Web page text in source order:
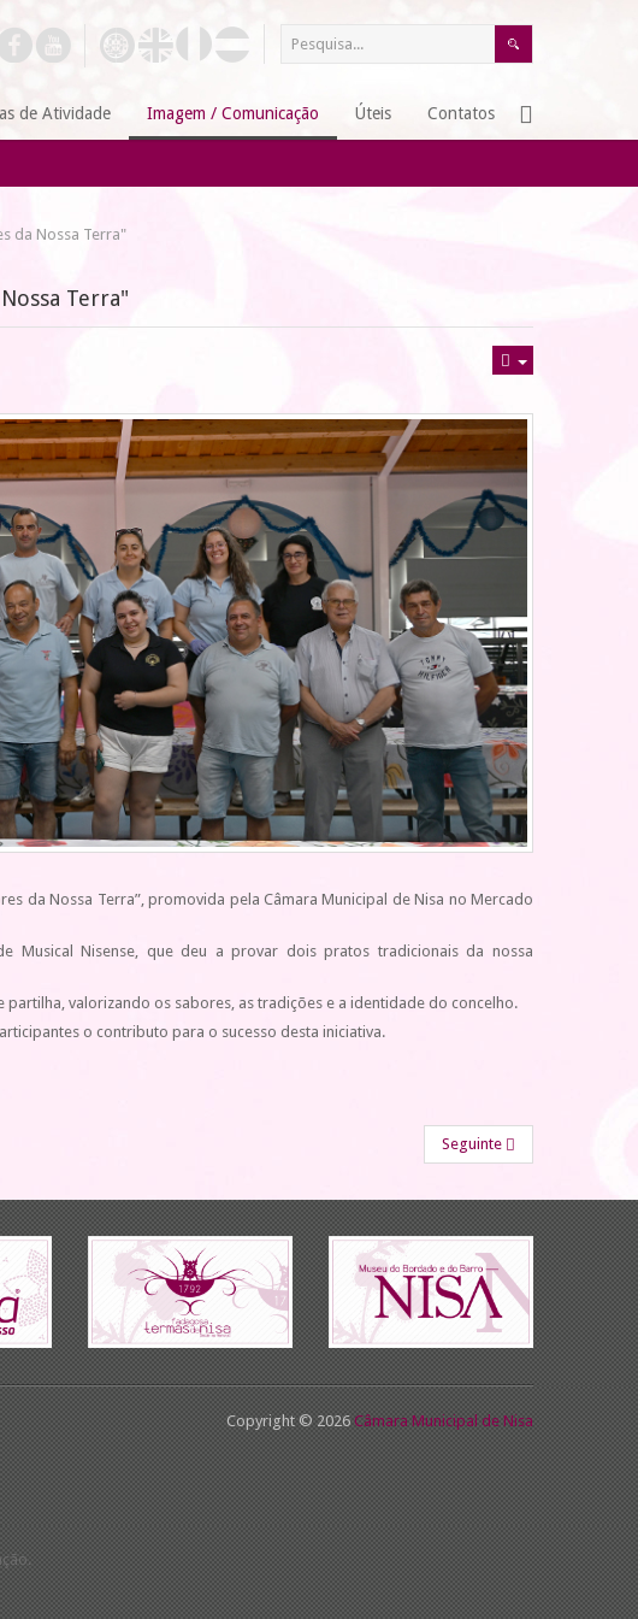
de Atividade Imagem / Comunicação Úteis Contatos
da Nossa Terra"
Terra"
da Nossa Terra”, promovida pela Câmara Municipal de Nisa no Mercado
Musical Nisense, que deu a provar dois pratos tradicionais da nossa
valorizando os sabores, as tradições e a identidade do concelho.
o contributo para o sucesso desta iniciativa.
Seguinte
Copyright © 2026 Câmara Municipal de Nisa